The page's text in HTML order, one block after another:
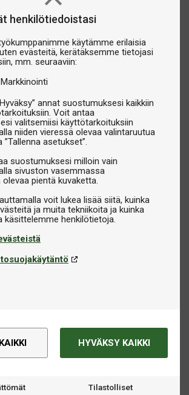
henkilötiedoistasi
käytämme erilaisia
evästeitä, kerätäksemme tietojasi
mm. seuraaviin:
Markkinointi
annat suostumuksesi kaikkiin
Voit antaa
valitsemiisi käyttötarkoituksiin
niiden vieressä olevaa valintaruutua
”Tallenna asetukset”.
suostumuksesi milloin vain
sivuston vasemmassa
pientä kuvaketta.
voit lukea lisää siitä, kuinka
ja muita tekniikoita ja kuinka
HYVÄKSY KAIKKI
Tilastolliset